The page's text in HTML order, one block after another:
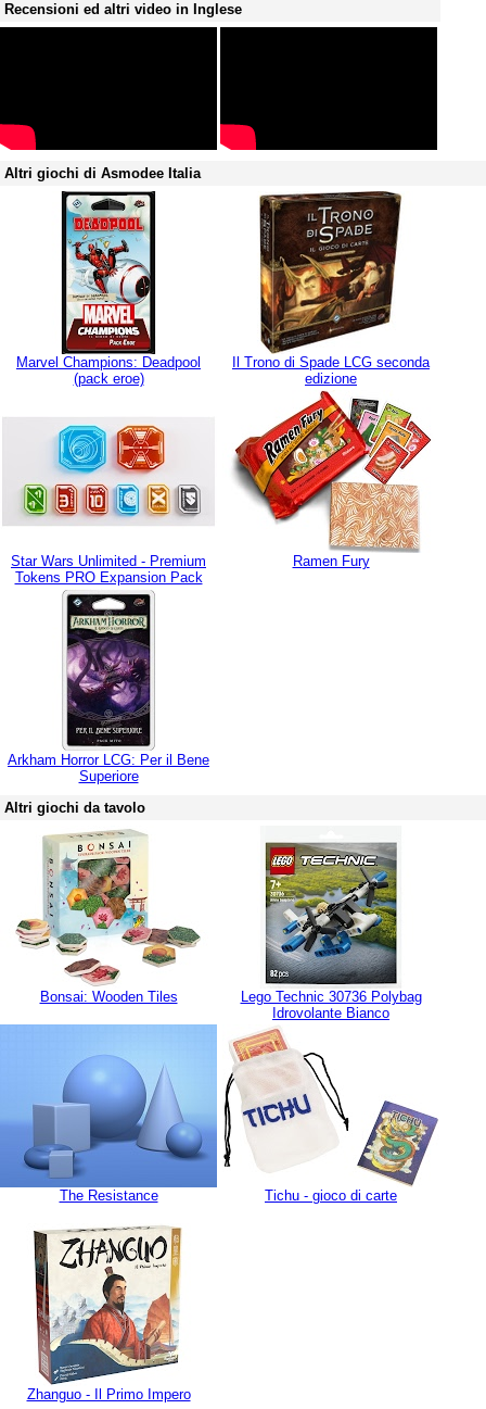
Recensioni ed altri video in Inglese
Altri giochi di Asmodee Italia
Marvel Champions: Deadpool
(pack eroe)
Il Trono di Spade LCG seconda
edizione
Star Wars Unlimited - Premium
Tokens PRO Expansion Pack
Ramen Fury
Arkham Horror LCG: Per il Bene
Superiore
Altri giochi da tavolo
Bonsai: Wooden Tiles
Lego Technic 30736 Polybag
Idrovolante Bianco
The Resistance Tichu - gioco di carte
Zhanguo - Il Primo Impero